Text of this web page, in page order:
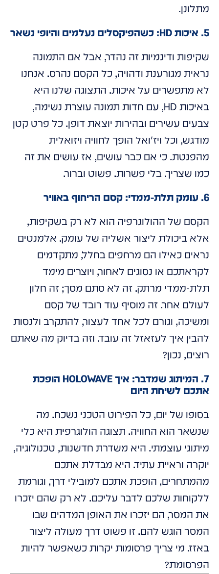
מתלונן.
5. איכות HD: כשהפיקסלים נעלמים והיופי נשאר
שקיפות ודינמיות זה נהדר, אבל אם התמונה
נראית מגורענת ודהויה, כל הקסם נהרס. אנחנו
לא מתפשרים על איכות. התצוגה שלנו היא
באיכות HD, עם חדות תמונה עוצרת נשימה,
צבעים עשירים ובהירות יוצאת דופן. כל פרט קטן
מודגש, וכל ויז'ואל הופך לחוויה ויזואלית
מהפנטת. כי אם כבר עושים, אז עושים את זה
כמו שצריך. בלי פשרות. פשוט וברור.
6. עומק תלת-ממדי: קסם הריחוף באוויר
הקסם של ההולוגרפיה הוא לא רק בשקיפות,
אלא ביכולת ליצור אשליה של עומק. אלמנטים
נראים כאילו הם מרחפים בחלל, מתקדמים
לקראתכם או נסוגים לאחור, ויוצרים מימד
תלת-ממדי מרתק. זה לא סתם מסך; זה חלון
לעולם אחר. זה מוסיף עוד רובד של קסם
ומשיכה, וגורם לכל אחד לעצור, להתקרב ולנסות
להבין איך לעזאזל זה עובד. וזה בדיוק מה שאתם
רוצים, נכון?
7. המיתוג שמדבר: איך HOLOWAVE הופכת
אתכם לשיחת היום
בסופו של יום, כל הפירוט הטכני נשכח. מה
שנשאר הוא החוויה. תצוגה הולוגרפית היא כלי
מיתוגי עוצמתי. היא משדרת חדשנות, טכנולוגיה,
יוקרה וראיית עתיד. היא מבדלת אתכם
מהמתחרים, הופכת אתכם למובילי דרך, וגורמת
ללקוחות שלכם לדבר עליכם. לא רק שהם יזכרו
את המסר, הם יזכרו את האופן המדהים שבו
המסר הוגש להם. זו פשוט דרך מעולה ליצור
באזז. מי צריך פרסומות יקרות כשאפשר להיות
הפרסומת?